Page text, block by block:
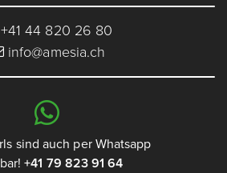
44 820 26 80
info@amesia.ch
sind auch per Whatsapp
+41 79 823 91 64